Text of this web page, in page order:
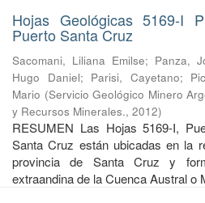
Hojas Geológicas 5169-I
Puerto Santa Cruz
Sacomani, Liliana Emilse; Panza,
Hugo Daniel; Parisi, Cayetano;
Mario (Servicio Geológico Minero
y Recursos Minerales., 2012)
RESUMEN Las Hojas 5169-I,
Santa Cruz están ubicadas en la
provincia de Santa Cruz y
extraandina de la Cuenca Austral o